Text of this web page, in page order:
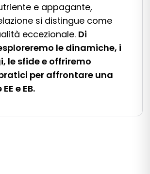
e appagante,
si distingue come
eccezionale. Di
le dinamiche, i
le sfide e offriremo
per affrontare una
e EB.